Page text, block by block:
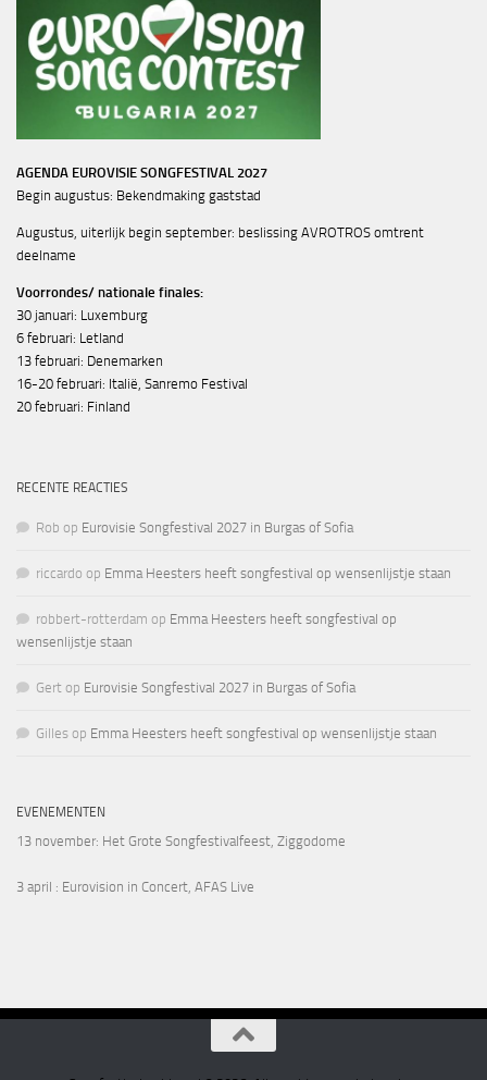
AGENDA EUROVISIE SONGFESTIVAL 2027
Begin augustus: Bekendmaking gaststad
Augustus, uiterlijk begin september: beslissing AVROTROS omtrent
deelname
Voorrondes/ nationale finales:
30 januari: Luxemburg
6 februari: Letland
13 februari: Denemarken
16-20 februari: Italië, Sanremo Festival
20 februari: Finland
RECENTE REACTIES
Rob op Eurovisie Songfestival 2027 in Burgas of Sofia
riccardo op Emma Heesters heeft songfestival op wensenlijstje staan
robbert-rotterdam op Emma Heesters heeft songfestival op
wensenlijstje staan
Gert op Eurovisie Songfestival 2027 in Burgas of Sofia
Gilles op Emma Heesters heeft songfestival op wensenlijstje staan
EVENEMENTEN
13 november: Het Grote Songfestivalfeest, Ziggodome
3 april : Eurovision in Concert, AFAS Live